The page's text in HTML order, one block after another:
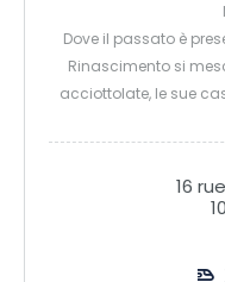
Dove il passato è
Rinascimento si
acciottolate, le sue
palazzi, le sue
Dove una ricca
diventando16